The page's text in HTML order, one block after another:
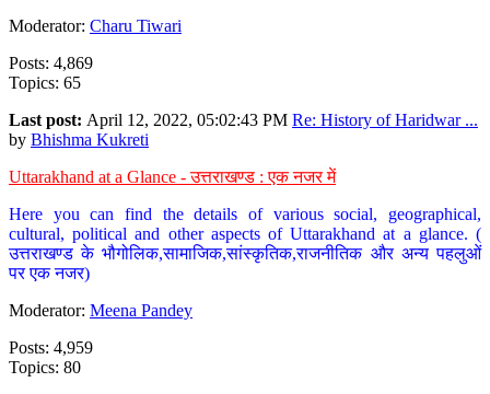
Moderator: Charu Tiwari
Posts: 4,869
Topics: 65
Last post: April 12, 2022, 05:02:43 PM Re: History of Haridwar ...
by Bhishma Kukreti
Uttarakhand at a Glance - उत्तराखण्ड : एक नजर में
Here you can find the details of various social, geographical,
cultural, political and other aspects of Uttarakhand at a glance. (
उत्तराखण्ड के भौगोलिक,सामाजिक,सांस्कृतिक,राजनीतिक और अन्य पहलुओं
पर एक नजर)
Moderator: Meena Pandey
Posts: 4,959
Topics: 80